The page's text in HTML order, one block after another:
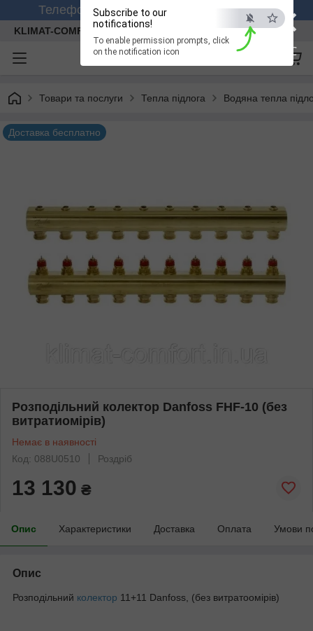
×
ESC
Subscribe to our
notifications!
To enable permission prompts, click
on the notification icon
Телефонуйте +380 (99) 158-26-56 (viber)
KLIMAT-COMFORT
Товари та послуги Тепла підлога Водяна тепла
Доставка бесплатно
Розподільний колектор Danfoss FHF-10 (без
витратиомірів)
Немає в наявності
Код: 088U0510
Роздріб
13 130 ₴
Опис Характеристики Доставка Оплата Умови
Опис
Розподільний колектор 11+11 Danfoss, (без витратоомірів)